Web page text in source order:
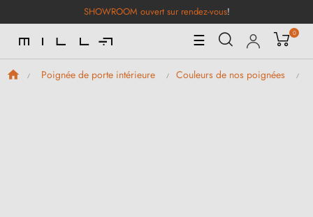
SHOWROOM ouvert sur rendez-vous!
Basculer
la
navigation
☰ 0
Poignée de porte intérieure Couleurs de nos poignées